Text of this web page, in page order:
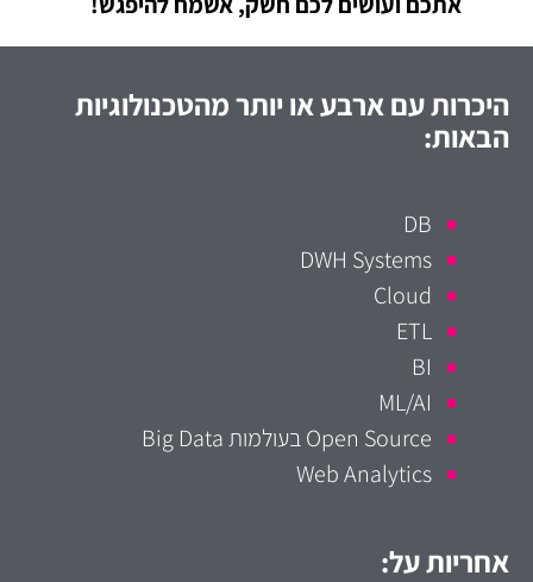
היכרות עם ארבע או יותר מהטכנולוגיות
הבאות:
DB
DWH Systems
Cloud
ETL
BI
ML/AI
Open Source בעולמות Big Data
Web Analytics
אחריות על: